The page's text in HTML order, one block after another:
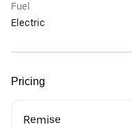
Fuel
Electric
Pricing
Remise